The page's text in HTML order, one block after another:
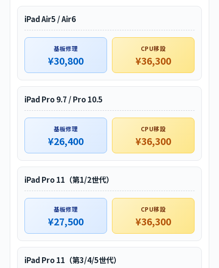
iPad Air5 / Air6
基板修理
¥30,800
CPU移設
¥36,300
iPad Pro 9.7 / Pro 10.5
基板修理
¥26,400
CPU移設
¥36,300
iPad Pro 11（第1/2世代）
基板修理
¥27,500
CPU移設
¥36,300
iPad Pro 11（第3/4/5世代）